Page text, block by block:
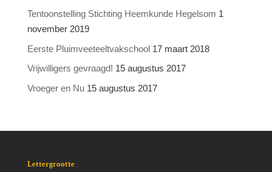
Tentoonstelling Stichting Heemkunde Hegelsom 1
november 2019
Eerste Pluimveeteeltvakschool 17 maart 2018
Vrijwilligers gevraagd! 15 augustus 2017
Vroeger en Nu 15 augustus 2017
Lettergrootte